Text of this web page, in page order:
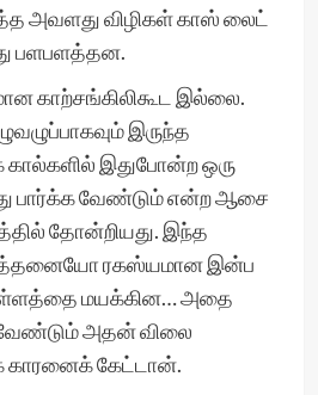
அவளது விழிகள் காஸ் லைட்
பளபளத்தன.
காற்சங்கிலிகூட இல்லை.
இருந்த
இதுபோன்ற ஒரு
பார்க்க வேண்டும் என்ற ஆசை
தோன்றியது. இந்த
ரகஸ்யமான இன்ப
மயக்கின… அதை
அதன் விலை
கேட்டான்.